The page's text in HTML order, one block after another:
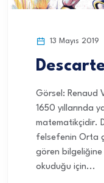
13 Mayıs 2019
Görsel: Renaud
1650 yıllarında
matematikçidir.
felsefenin Orta
gören bilgeliğine
okuduğu için...